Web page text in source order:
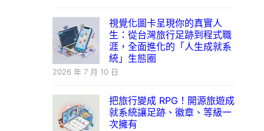
視覺化圖卡呈現你的真實人
生：從台灣旅行足跡到程式職
涯，全面進化的「人生成就系
統」生態圈
2026 年 7 月 10 日
把旅行變成 RPG！開源旅遊成
就系統讓足跡、徽章、等級一
次擁有